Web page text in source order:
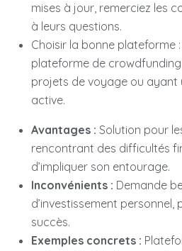
mises à jour, remerciez les
à leurs questions.
Choisir la bonne plateforme
plateforme de
projets de voyage ou
active.
Avantages : Solution pour
rencontrant des difficultés
d’impliquer son entourage.
Inconvénients : Demande
d’investissement
succès.
Exemples concrets :